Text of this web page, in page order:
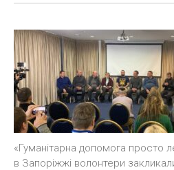
«Гуманітарна допомога просто
в Запоріжжі волонтери